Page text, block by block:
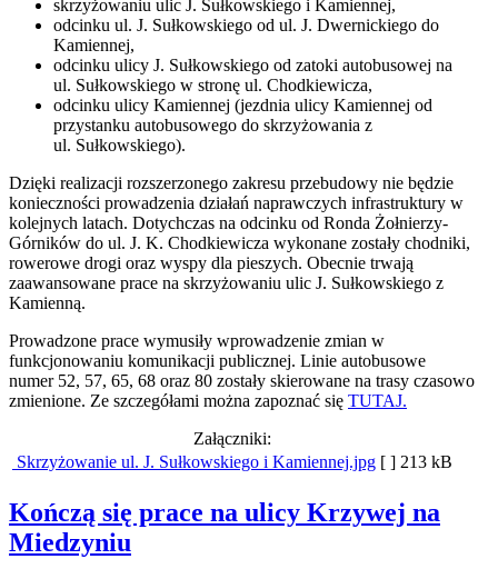
skrzyżowaniu ulic J. Sułkowskiego i Kamiennej,
odcinku ul. J. Sułkowskiego od ul. J. Dwernickiego do
Kamiennej,
odcinku ulicy J. Sułkowskiego od zatoki autobusowej na
ul. Sułkowskiego w stronę ul. Chodkiewicza,
odcinku ulicy Kamiennej (jezdnia ulicy Kamiennej od
przystanku autobusowego do skrzyżowania z
ul. Sułkowskiego).
Dzięki realizacji rozszerzonego zakresu przebudowy nie będzie
konieczności prowadzenia działań naprawczych infrastruktury w
kolejnych latach. Dotychczas na odcinku od Ronda Żołnierzy-
Górników do ul. J. K. Chodkiewicza wykonane zostały chodniki,
rowerowe drogi oraz wyspy dla pieszych. Obecnie trwają
zaawansowane prace na skrzyżowaniu ulic J. Sułkowskiego z
Kamienną.
Prowadzone prace wymusiły wprowadzenie zmian w
funkcjonowaniu komunikacji publicznej. Linie autobusowe
numer 52, 57, 65, 68 oraz 80 zostały skierowane na trasy czasowo
zmienione. Ze szczegółami można zapoznać się TUTAJ.
Załączniki:
Skrzyżowanie ul. J. Sułkowskiego i Kamiennej.jpg [ ] 213 kB
Kończą się prace na ulicy Krzywej na
Miedzyniu